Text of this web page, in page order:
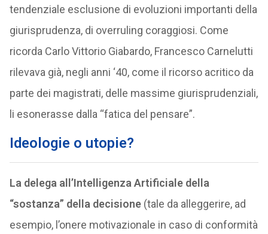
tendenziale esclusione di evoluzioni importanti della
giurisprudenza, di overruling coraggiosi. Come
ricorda Carlo Vittorio Giabardo, Francesco Carnelutti
rilevava già, negli anni ‘40, come il ricorso acritico da
parte dei magistrati, delle massime giurisprudenziali,
li esonerasse dalla “fatica del pensare”.
Ideologie o utopie?
La delega all’Intelligenza Artificiale della
“sostanza” della decisione(tale da alleggerire, ad
esempio, l’onere motivazionale in caso di conformità